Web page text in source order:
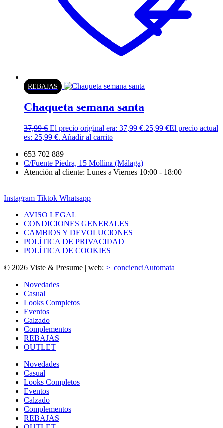
REBAJAS
Chaqueta semana santa
37,99€ El precio original era: 37,99 €.25,99 €El precio actual
es: 25,99 €. Añadir al carrito
653 702 889
C/Fuente Piedra, 15 Mollina (Málaga)
Atención al cliente: Lunes a Viernes 10:00 - 18:00
Instagram Tiktok Whatsapp
AVISO LEGAL
CONDICIONES GENERALES
CAMBIOS Y DEVOLUCIONES
POLÍTICA DE PRIVACIDAD
POLÍTICA DE COOKIES
© 2026 Viste & Presume | web: >_concienciAutomata_
Novedades
Casual
Looks Completos
Eventos
Calzado
Complementos
REBAJAS
OUTLET
Novedades
Casual
Looks Completos
Eventos
Calzado
Complementos
REBAJAS